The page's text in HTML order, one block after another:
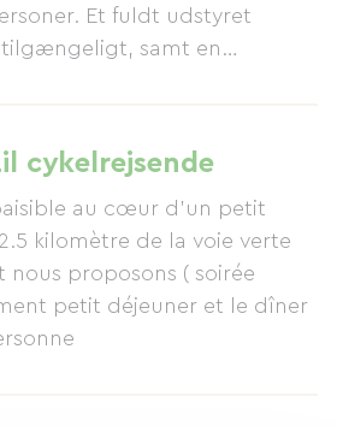
Et fuldt udstyret
tilgængeligt, samt en
Et sikkert
er tilgængeligt til
af dine cykler, og der
rengøring af dem. Du kan
og havemøbler,
en drink, middag eller
af landsbyen anbefales en
cykelrejsende
au cœur d'un petit
kilomètre de la voie verte
petit déjeuner et le dîner